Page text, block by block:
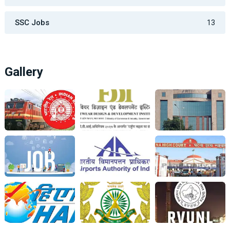
SSC Jobs 13
Gallery